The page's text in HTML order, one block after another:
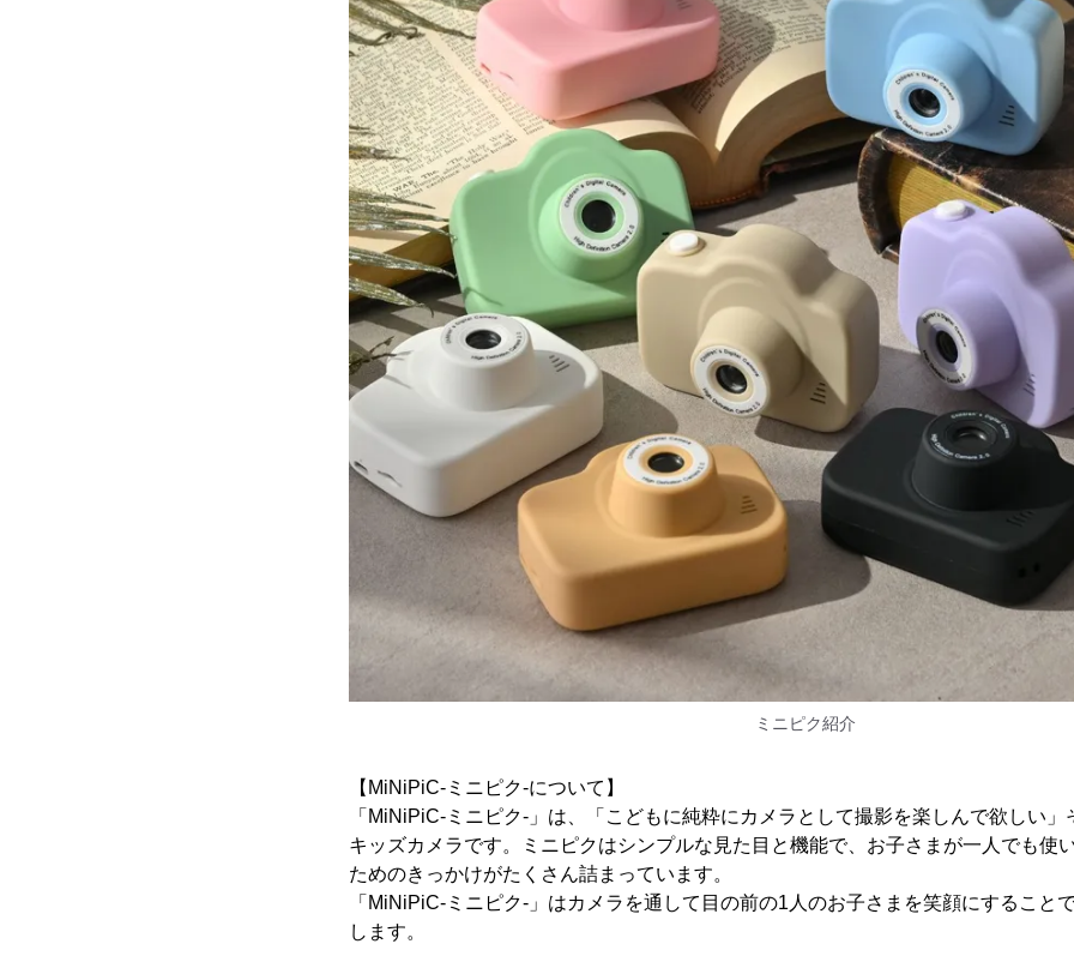
ミニピク紹介
【MiNiPiC-ミニピク-について】
「MiNiPiC-ミニピク-」は、「こどもに純粋にカメラとして撮影を楽しんで欲しい
キッズカメラです。ミニピクはシンプルな見た目と機能で、お子さまが一人でも使
ためのきっかけがたくさん詰まっています。
「MiNiPiC-ミニピク-」はカメラを通して目の前の1人のお子さまを笑顔にすること
します。